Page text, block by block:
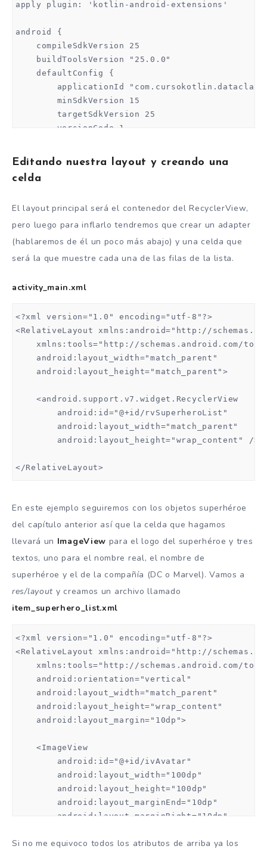
apply plugin: 'kotlin-android-extensions'
android {
    compileSdkVersion 25
    buildToolsVersion "25.0.0"
    defaultConfig {
applicationId
        minSdkVersion 15
        targetSdkVersion 25
        versionCode 1
testInstrumentationRunner
    buildTypes {
            minifyEnabled false
proguardFiles
        }
dependencies {
androidTestImplementation
exclude group: 'com.android.support',
    })
implementation
implementation
implementation
implementation
implementation
Editando nuestra layout y creando una
celda
El layout principal será el contenedor del RecyclerView,
pero luego para inflarlo tendremos que crear un adapter
(hablaremos de él un poco más abajo) y una celda que
será la que muestre cada una de las filas de la lista.
activity_main.xml
<?xml version="1.0" encoding="utf-8"?>
<RelativeLayout xmlns:android="http://
xmlns:tools="http://schemas.android.com/
    android:layout_width="match_parent"
    android:layout_height="match_parent">
    <android.support.v7.widget.RecyclerView
        android:id="@+id/rvSuperheroList"
        android:layout_width="match_parent"
        android:layout_height="wrap_content" />
</RelativeLayout>
En este ejemplo seguiremos con los objetos superhéroe
del capítulo anterior así que la celda que hagamos
llevará un ImageView para el logo del superhéroe y tres
textos, uno para el nombre real, el nombre de
superhéroe y el de la compañía (DC o Marvel). Vamos a
res/layout y creamos un archivo llamado
item_superhero_list.xml
<?xml version="1.0" encoding="utf-8"?>
<RelativeLayout xmlns:android="http://
xmlns:tools="http://schemas.android.com/
    android:orientation="vertical"
    android:layout_width="match_parent"
    android:layout_height="wrap_content"
    android:layout_margin="10dp">
    <ImageView
        android:id="@+id/ivAvatar"
        android:layout_width="100dp"
        android:layout_height="100dp"
        android:layout_marginEnd="10dp"
        android:layout_marginRight="10dp"
Si no me equivoco todos los atributos de arriba ya los